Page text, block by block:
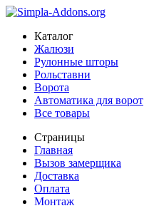
Каталог
Жалюзи
Рулонные шторы
Рольставни
Ворота
Автоматика для ворот
Все товары
Страницы
Главная
Вызов замерщика
Доставка
Оплата
Монтаж